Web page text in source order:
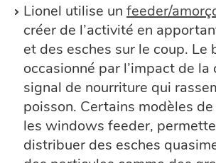
Lionel utilise un feeder/
créer de l’activité en
et des esches sur le coup. Le
occasionné par l’impact de la
signal de nourriture qui
poisson. Certains modèles
les windows feeder,
distribuer des esches